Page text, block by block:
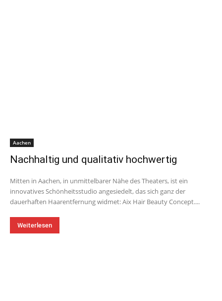
Aachen
Nachhaltig und qualitativ hochwertig
Mitten in Aachen, in unmittelbarer Nähe des Theaters, ist ein
innovatives Schönheitsstudio angesiedelt, das sich ganz der
dauerhaften Haarentfernung widmet: Aix Hair Beauty Concept....
Weiterlesen